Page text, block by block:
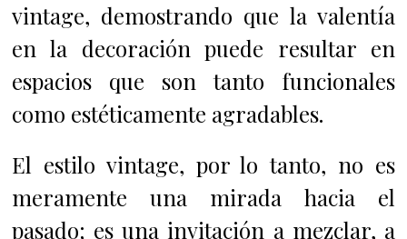
vintage, demostrando que la valentía
en la decoración puede resultar en
espacios que son tanto funcionales
como estéticamente agradables.
El estilo vintage, por lo tanto, no es
meramente una mirada hacia el
pasado; es una invitación a mezclar, a